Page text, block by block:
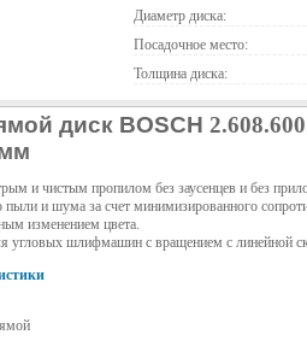
Диаметр диска:
Посадочное место:
Толщина диска:
диск BOSCH
и чистым пропилом без заусенцев и без
и шума за счет минимизированного
изменением цвета.
угловых шлифмашин с вращением с линейной